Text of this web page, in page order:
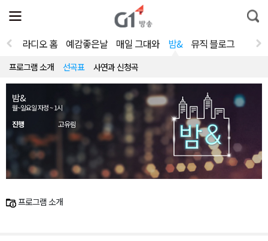
전
체
뉴
열
통
합
라디오 홈 예감좋은날 매일 그대와 밤& 뮤직 블로그
프로그램 소개 선곡표 사연과 신청곡
밤&
월~일요일 자정 ~ 1시
진행 고유림
프로그램 소개